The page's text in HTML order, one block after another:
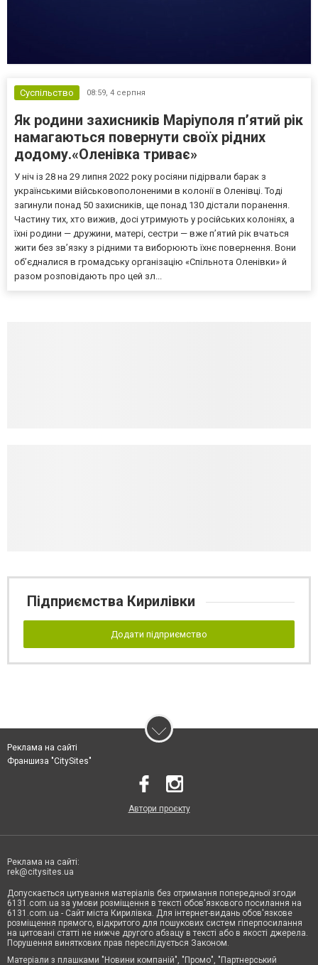
Суспільство 08:59, 4 серпня
Як родини захисників Маріуполя пʼятий рік
намагаються повернути своїх рідних
додому.«Оленівка триває»
У ніч із 28 на 29 липня 2022 року росіяни підірвали барак з
українськими військовополоненими в колонії в Оленівці. Тоді
загинули понад 50 захисників, ще понад 130 дістали поранення.
Частину тих, хто вижив, досі утримують у російських колоніях, а
їхні родини — дружини, матері, сестри — вже п’ятий рік вчаться
жити без зв’язку з рідними та виборюють їхнє повернення. Вони
об’єдналися в громадську організацію «Спільнота Оленівки» й
разом розповідають про цей зл...
Підприємства Кирилівки
Додати підприємство
Реклама на сайті
Франшиза "CitySites"
Автори проєкту
Реклама на сайті:
rek@citysites.ua
Допускається цитування матеріалів без отримання попередньої згоди
6131.com.ua за умови розміщення в тексті обов'язкового посилання на
6131.com.ua - Сайт міста Кирилівка. Для інтернет-видань обов'язкове
розміщення прямого, відкритого для пошукових систем гіперпосилання
на цитовані статті не нижче другого абзацу в тексті або в якості джерела.
Порушення виняткових прав переслідується Законом.
Матеріали з плашками "Новини компаній", "Промо", "Партнерський